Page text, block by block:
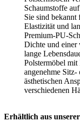
Schaumstoffe
Sie sind bekannt
Elastizität und
Premium-PU-
Dichte und einer
lange
Polstermöbel mit
angenehme
ästhetischen
verschiedenen
Erhältlich aus